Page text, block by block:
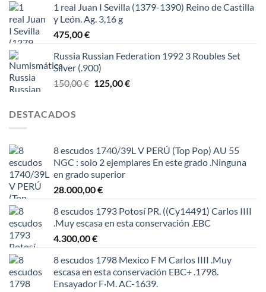
1 real Juan I Sevilla (1379-1390) Reino de Castilla
y León. Ag. 3,16 g
475,00€
Russia Russian Federation 1992 3 Roubles Set
Silver (.900)
150,00€ El
125,00€El
DESTACADOS
8 escudos 1740/39L V PERÚ (Top Pop) AU 55
NGC : solo 2 ejemplares En este grado .Ninguna
en grado superior
28.000,00€
8 escudos 1793 Potosí PR. ((Cy14491) Carlos IIII
.Muy escasa en esta conservación .EBC
4.300,00€
8 escudos 1798 Mexico F M Carlos IIII .Muy
escasa en esta conservación EBC+ .1798.
Ensayador F·M. AC-1639.